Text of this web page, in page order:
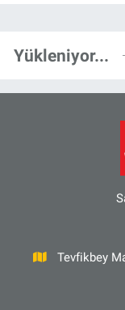
Yükleniyor...
Tevfikbey